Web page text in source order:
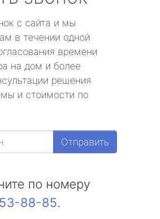
года
с сайта и мы
в течении одной
времени
на дом и более
решения
и стоимости по
Отправить
по номеру
88-85.